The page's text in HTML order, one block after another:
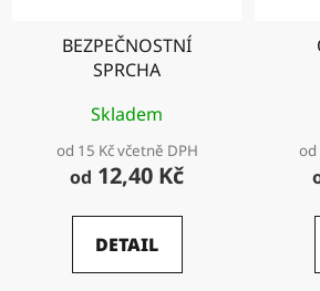
BEZPEČNOSTNÍ
SPRCHA
Skladem
od 15 Kč včetně DPH
od 12,40 Kč
DETAIL
od